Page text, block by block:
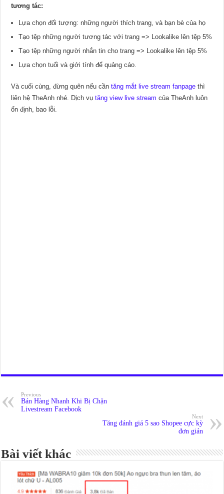
tương tác:
Lựa chọn đối tượng: những người thích trang, và bạn bè của họ
Tạo tệp những người tương tác với trang => Lookalike lên tệp 5%
Tạo tệp những người nhắn tin cho trang => Lookalike lên tệp 5%
Lựa chọn tuổi và giới tính để quảng cáo.
Và cuối cùng, đừng quên nếu cầntăng mắt live stream fanpage thì
liên hệ TheAnh nhé. Dịch vụtăng view live stream của TheAnh luôn
ổn định, bao lỗi.
Previous
Bán Hàng Nhanh Khi Bị Chặn
Livestream Facebook
Next
Tăng đánh giá 5 sao Shopee cực kỳ
đơn giản
Bài viết khác